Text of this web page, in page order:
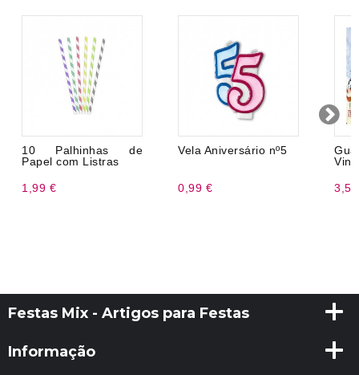
10 Palhinhas de
Papel com Listras
1,99 €
Vela Aniversário nº5
0,99 €
Festas Mix - Artigos para Festas
Informação